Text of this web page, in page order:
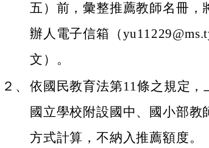
五）前，彙整推薦教師名冊，
辦人電子信箱（
文）。
２、 依國民教育法第11條之規定，
國立學校附設國中、國小部教
方式計算，不納入推薦額度。